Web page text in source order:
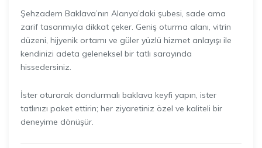
Şehzadem Baklava’nın Alanya’daki şubesi, sade ama
zarif tasarımıyla dikkat çeker. Geniş oturma alanı, vitrin
düzeni, hijyenik ortamı ve güler yüzlü hizmet anlayışı ile
kendinizi adeta geleneksel bir tatlı sarayında
hissedersiniz.
İster oturarak dondurmalı baklava keyfi yapın, ister
tatlınızı paket ettirin; her ziyaretiniz özel ve kaliteli bir
deneyime dönüşür.